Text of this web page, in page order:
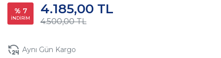
% 7
İNDİRİM 4.500,00 TL
4.185,00 TL
Aynı Gün Kargo